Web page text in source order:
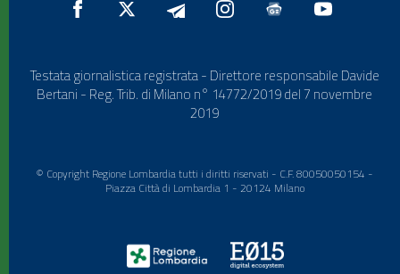
Testata giornalistica registrata - Direttore responsabile Davide
Bertani - Reg. Trib. di Milano n° 14772/2019 del 7 novembre
2019
© Copyright Regione Lombardia tutti i diritti riservati - C.F. 80050050154 -
Piazza Città di Lombardia 1 - 20124 Milano